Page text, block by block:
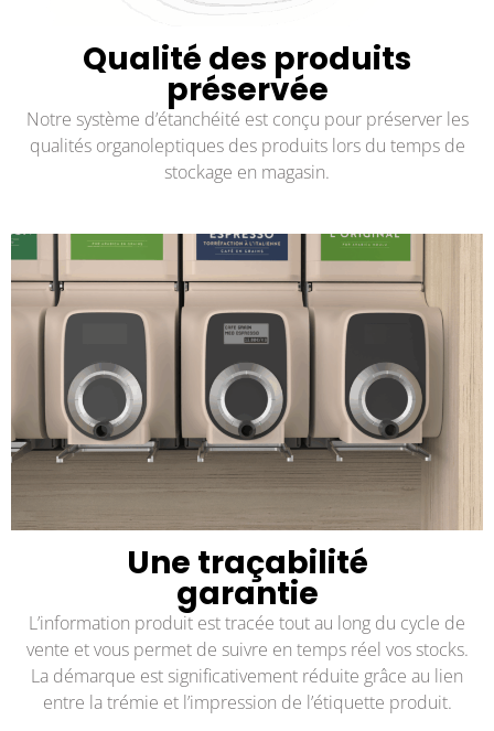
Qualité des produits
préservée
Notre système d’étanchéité est conçu pour préserver les
qualités organoleptiques des produits lors du temps de
stockage en magasin.
Une traçabilité
garantie
L’information produit est tracée tout au long du cycle de
vente et vous permet de suivre en temps réel vos stocks.
La démarque est significativement réduite grâce au lien
entre la trémie et l’impression de l’étiquette produit.